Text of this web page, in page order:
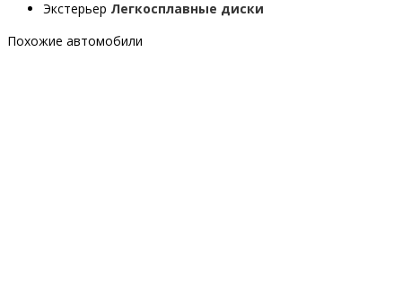
Экстерьер Легкосплавные диски
Похожие автомобили